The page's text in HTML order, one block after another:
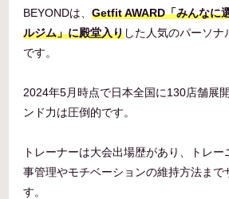
BEYONDは、Getfit AWARD「みんなに
ルジム」に殿堂入りした人気のパーソ
です。
2024年5月時点で日本全国に130店舗展
ンド力は圧倒的です。
トレーナーは大会出場歴があり、トレ
事管理やモチベーションの維持方法まで
す。